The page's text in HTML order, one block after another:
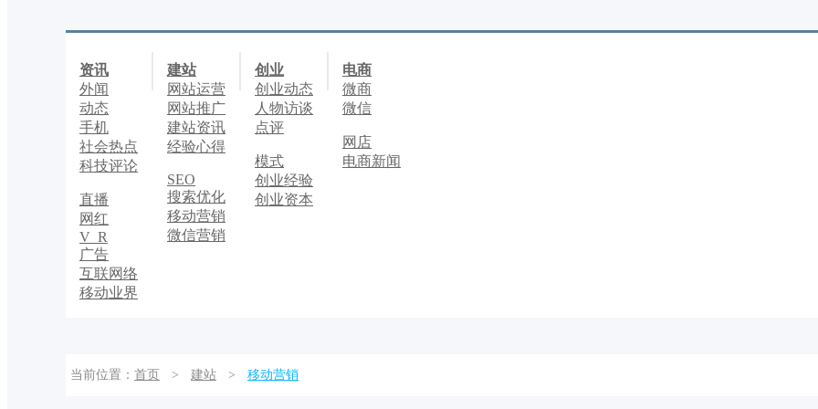
资讯
外闻
动态
手机
社会热点
科技评论
直播
网红
V R
广告
互联网络
移动业界
建站
网站运营
网站推广
建站资讯
经验心得
SEO
搜索优化
移动营销
微信营销
创业
创业动态
人物访谈
点评
模式
创业经验
创业资本
电商
微商
微信
网店
电商新闻
当前位置： 首页 > 建站 > 移动营销